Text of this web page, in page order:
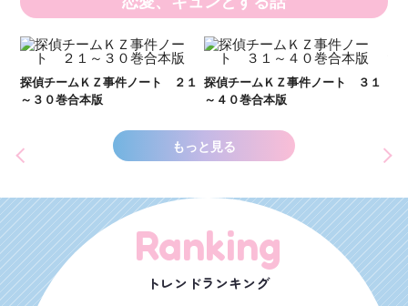
探偵チームＫＺ事件ノート ３１
～４０巻合本版
探偵チームＫＺ事件ノート １１
～２０巻合本版
もっと見る
Ranking
トレンドランキング